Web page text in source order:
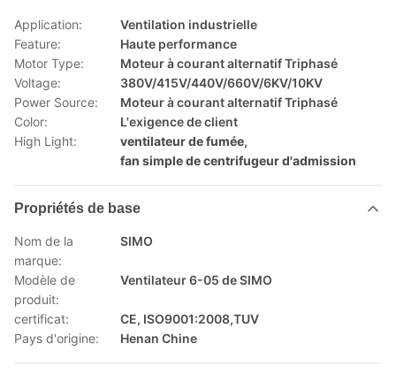
Application:
Ventilation industrielle
Feature:
Haute performance
Motor Type:
Moteur à courant alternatif Triphasé
Voltage:
380V/415V/440V/660V/6KV/10KV
Power Source:
Moteur à courant alternatif Triphasé
Color:
L'exigence de client
High Light:
ventilateur de fumée,
fan simple de centrifugeur d'admission
Propriétés de base
Nom de la
marque:
SIMO
Modèle de
produit:
Ventilateur 6-05 de SIMO
certificat:
CE, ISO9001:2008,TUV
Pays d'origine:
Henan Chine